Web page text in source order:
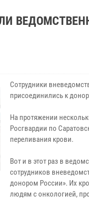
Сотрудники
присоединились к
На протяжении
Росгвардии по
переливания крови.
Вот и в этот раз в
сотрудников
донором России». Их
людям с онкологией,